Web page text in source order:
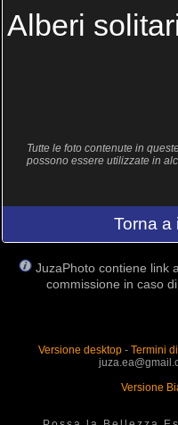
Alberi
Tutte le foto contenute in
possono essere utilizzate in
Torna a
JuzaPhoto contiene link
commissione in caso
Versione desktop- Termini
Versione